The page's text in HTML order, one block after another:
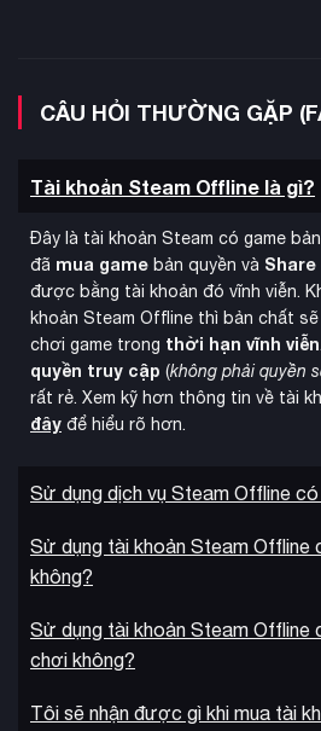
CÂU HỎI THƯỜNG GẶP
Tài khoản Steam Offline là gì?
Đây là tài khoản Steam có game
đã mua game bản quyền và Share
được bằng tài khoản đó vĩnh viễn.
khoản Steam Offline thì bản chất
chơi game trong thời hạn vĩnh viễn
quyền truy cập (không phải quyền
rất rẻ. Xem kỹ hơn thông tin về tài
đây để hiểu rõ hơn.
Sử dụng dịch vụ Steam Offline có
Sử dụng tài khoản Steam Offline
không?
Sử dụng tài khoản Steam Offline
chơi không?
Tôi sẽ nhận được gì khi mua tài